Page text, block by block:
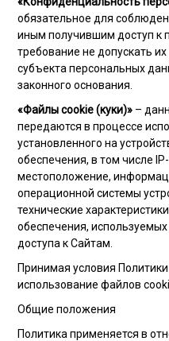
обязательное для
иным получившим доступ
требование не допускать
субъекта персональных
законного основания.
«Файлы cookie (куки)» –
передаются в процессе
установленного на
обеспечения, в том числе
местоположение,
операционной системы
технические
обеспечения,
доступа к Сайтам.
Принимая условия
использование файлов
Общие положения
Политика применяется в